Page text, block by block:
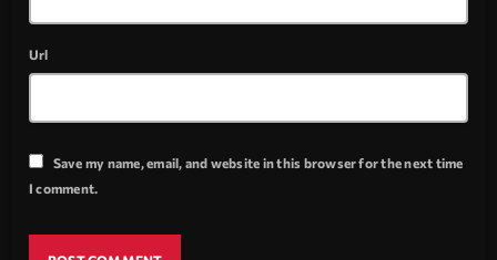
Url
Save my name, email, and website in this browser for the next time
I comment.